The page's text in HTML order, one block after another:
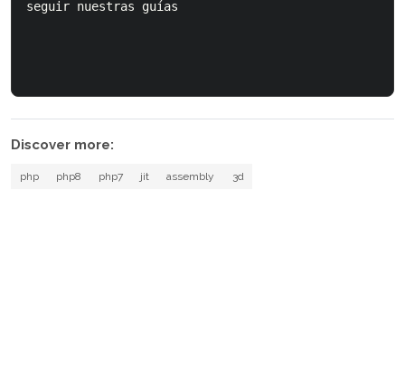
seguir nuestras guías
Discover more:
php php8 php7 jit assembly 3d